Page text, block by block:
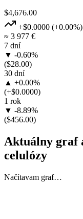
$4,676.00
+$0.0000 (+0.00%)
≈ 3 977 €
7 dní
▼ -0.60%
($28.00)
30 dní
▲ +0.00%
(+$0.0000)
1 rok
▼ -8.89%
($456.00)
Aktuálny graf
celulózy
Načítavam graf…